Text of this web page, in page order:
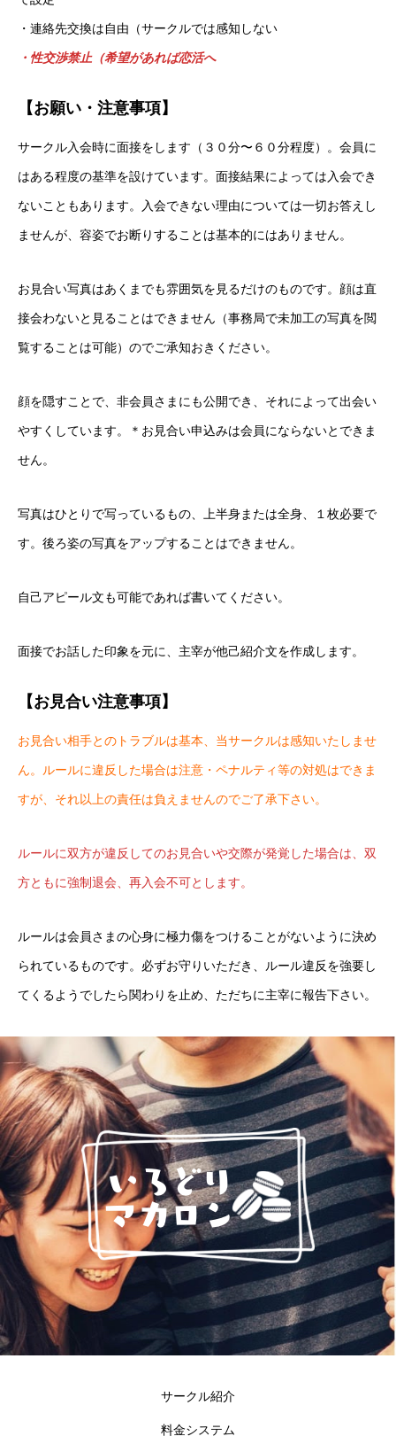
・連絡先交換は自由（サークルでは感知しない
・性交渉禁止（希望があれば恋活へ
【お願い・注意事項】
サークル入会時に面接をします（３０分〜６０分程度）。会員に
はある程度の基準を設けています。面接結果によっては入会でき
ないこともあります。入会できない理由については一切お答えし
ませんが、容姿でお断りすることは基本的にはありません。
お見合い写真はあくまでも雰囲気を見るだけのものです。顔は直
接会わないと見ることはできません（事務局で未加工の写真を閲
覧することは可能）のでご承知おきください。
顔を隠すことで、非会員さまにも公開でき、それによって出会い
やすくしています。＊お見合い申込みは会員にならないとできま
せん。
写真はひとりで写っているもの、上半身または全身、１枚必要で
す。後ろ姿の写真をアップすることはできません。
自己アピール文も可能であれば書いてください。
面接でお話した印象を元に、主宰が他己紹介文を作成します。
【お見合い注意事項】
お見合い相手とのトラブルは基本、当サークルは感知いたしませ
ん。ルールに違反した場合は注意・ペナルティ等の対処はできま
すが、それ以上の責任は負えませんのでご了承下さい。
ルールに双方が違反してのお見合いや交際が発覚した場合は、双
方ともに強制退会、再入会不可とします。
ルールは会員さまの心身に極力傷をつけることがないように決め
られているものです。必ずお守りいただき、ルール違反を強要し
てくるようでしたら関わりを止め、ただちに主宰に報告下さい。
サークル紹介
料金システム